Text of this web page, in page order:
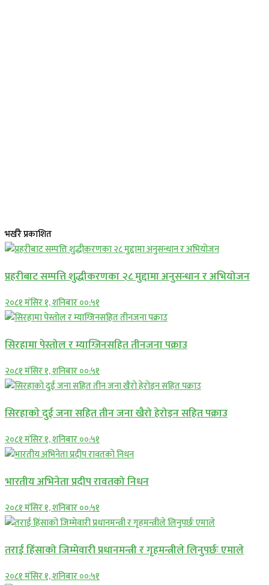
भर्खरै प्रकाशित
प्रहरीबाट सम्पत्ति शुद्धीकरणका २८ मुद्दामा अनुसन्धान र अभियोजन
२०८१ मंसिर १, शनिबार ००:५१
सिरहामा पेस्तोल र म्याग्जिनसहित तीनजना पक्राउ
२०८१ मंसिर १, शनिबार ००:५१
सिरहाकाे दुई जना सहित तीन जना खैरो हेरोइन सहित पक्राउ
२०८१ मंसिर १, शनिबार ००:५१
भारतीय अभिनेता प्रदीप रावतको निधन
२०८१ मंसिर १, शनिबार ००:५१
तराई हिंसाको जिम्मेवारी प्रधानमन्त्री र गृहमन्त्रीले लिनुपर्छः एमाले
२०८१ मंसिर १, शनिबार ००:५१